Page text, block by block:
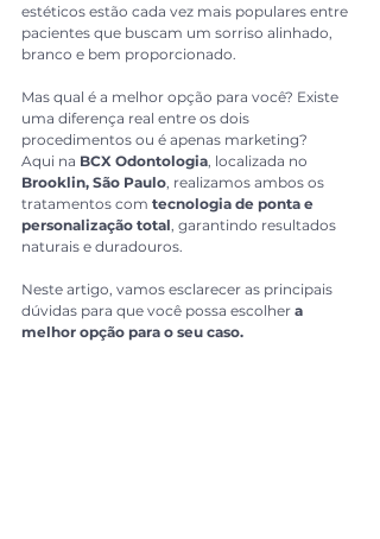
estéticos estão cada vez mais populares entre
pacientes que buscam um sorriso alinhado,
branco e bem proporcionado.
Mas qual é a melhor opção para você? Existe
uma diferença real entre os dois
procedimentos ou é apenas marketing?
Aqui na BCX Odontologia, localizada no
Brooklin, São Paulo, realizamos ambos os
tratamentos com tecnologia de ponta e
personalização total, garantindo resultados
naturais e duradouros.
Neste artigo, vamos esclarecer as principais
dúvidas para que você possa escolher a
melhor opção para o seu caso.